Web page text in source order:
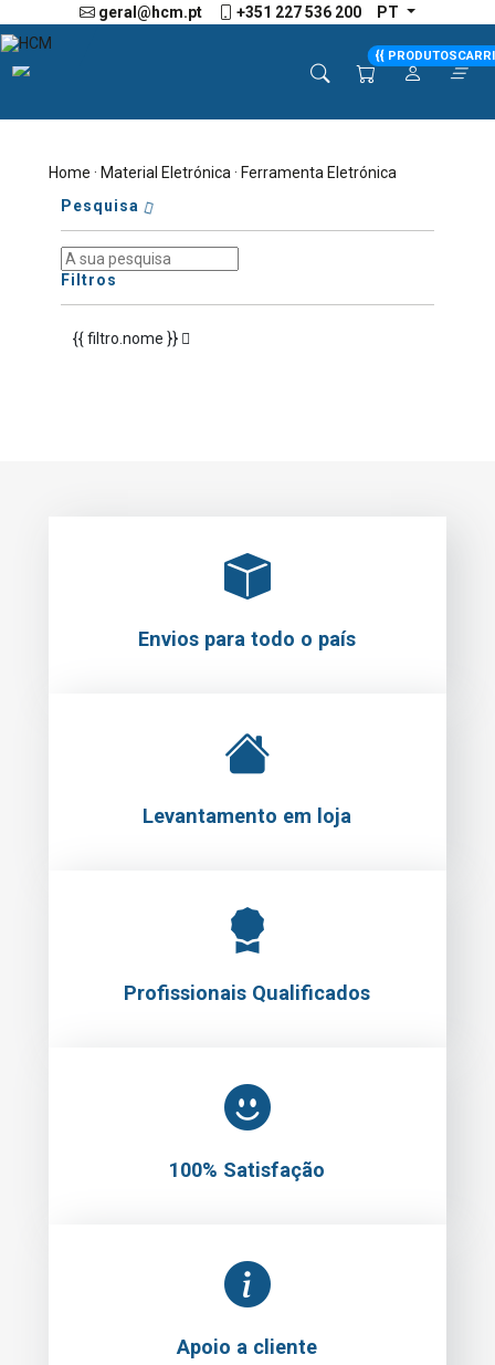
geral@hcm.pt +351 227 536 200 PT
{{
Home ·Material Eletrónica · Ferramenta Eletrónica
Pesquisa
Filtros
{{ filtro.nome }}
Envios para todo o país
Levantamento em loja
Profissionais Qualificados
100% Satisfação
Apoio a cliente